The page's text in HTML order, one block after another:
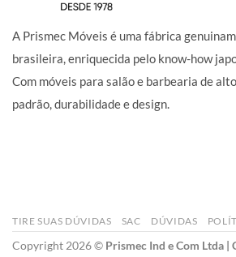
A Prismec Móveis é uma fábrica
brasileira, enriquecida pelo know-how
Com móveis para salão e barbearia de alto
padrão, durabilidade e design.
TIRE SUAS DÚVIDAS SAC DÚVIDAS
Copyright 2026 © Prismec Ind e Com Ltda